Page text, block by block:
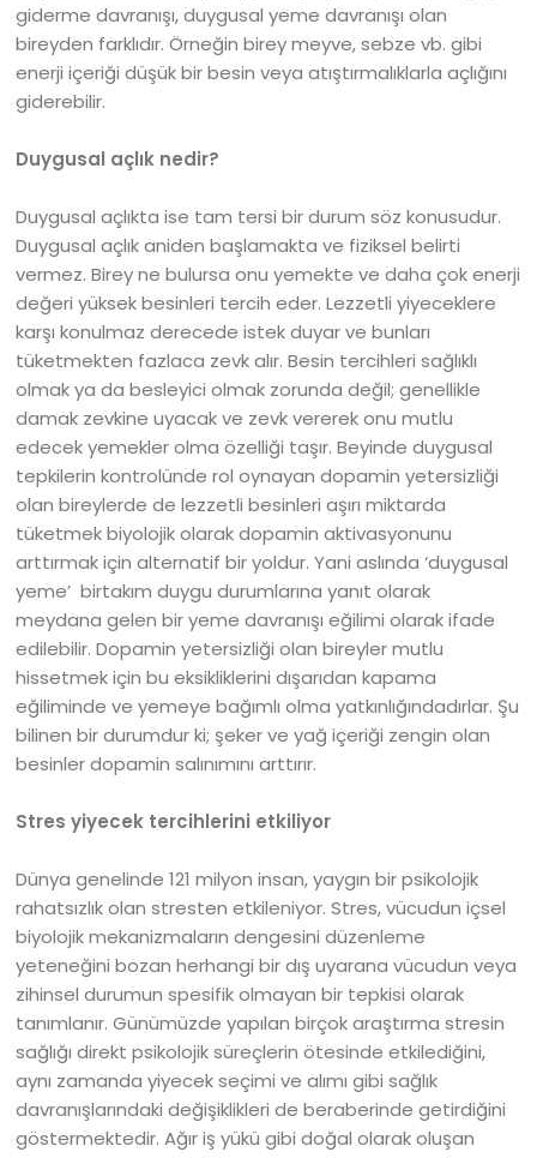
giderme davranışı, duygusal yeme davranışı olan
bireyden farklıdır. Örneğin birey meyve, sebze vb. gibi
enerji içeriği düşük bir besin veya atıştırmalıklarla açlığını
giderebilir.
Duygusal açlık nedir?
Duygusal açlıkta ise tam tersi bir durum söz konusudur.
Duygusal açlık aniden başlamakta ve fiziksel belirti
vermez. Birey ne bulursa onu yemekte ve daha çok enerji
değeri yüksek besinleri tercih eder. Lezzetli yiyeceklere
karşı konulmaz derecede istek duyar ve bunları
tüketmekten fazlaca zevk alır. Besin tercihleri sağlıklı
olmak ya da besleyici olmak zorunda değil; genellikle
damak zevkine uyacak ve zevk vererek onu mutlu
edecek yemekler olma özelliği taşır. Beyinde duygusal
tepkilerin kontrolünde rol oynayan dopamin yetersizliği
olan bireylerde de lezzetli besinleri aşırı miktarda
tüketmek biyolojik olarak dopamin aktivasyonunu
arttırmak için alternatif bir yoldur. Yani aslında ‘duygusal
yeme’ birtakım duygu durumlarına yanıt olarak
meydana gelen bir yeme davranışı eğilimi olarak ifade
edilebilir. Dopamin yetersizliği olan bireyler mutlu
hissetmek için bu eksikliklerini dışarıdan kapama
eğiliminde ve yemeye bağımlı olma yatkınlığındadırlar. Şu
bilinen bir durumdur ki; şeker ve yağ içeriği zengin olan
besinler dopamin salınımını arttırır.
Stres yiyecek tercihlerini etkiliyor
Dünya genelinde 121 milyon insan, yaygın bir psikolojik
rahatsızlık olan stresten etkileniyor. Stres, vücudun içsel
biyolojik mekanizmaların dengesini düzenleme
yeteneğini bozan herhangi bir dış uyarana vücudun veya
zihinsel durumun spesifik olmayan bir tepkisi olarak
tanımlanır. Günümüzde yapılan birçok araştırma stresin
sağlığı direkt psikolojik süreçlerin ötesinde etkilediğini,
aynı zamanda yiyecek seçimi ve alımı gibi sağlık
davranışlarındaki değişiklikleri de beraberinde getirdiğini
göstermektedir. Ağır iş yükü gibi doğal olarak oluşan